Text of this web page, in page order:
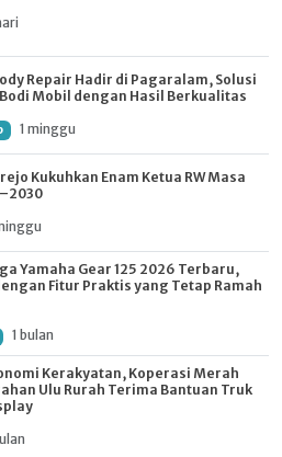
Repair Hadir di Pagaralam, Solusi
Mobil dengan Hasil Berkualitas
1 minggu
Kukuhkan Enam Ketua RW Masa
Yamaha Gear 125 2026 Terbaru,
Fitur Praktis yang Tetap Ramah
1 bulan
Kerakyatan, Koperasi Merah
Ulu Rurah Terima Bantuan Truk